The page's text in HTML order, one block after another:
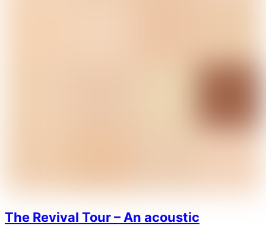
The Revival Tour – An acoustic